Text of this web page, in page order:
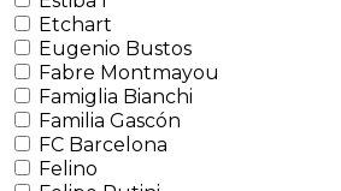
Etchart
Eugenio Bustos
Fabre Montmayou
Famiglia Bianchi
Familia Gascón
FC Barcelona
Felino